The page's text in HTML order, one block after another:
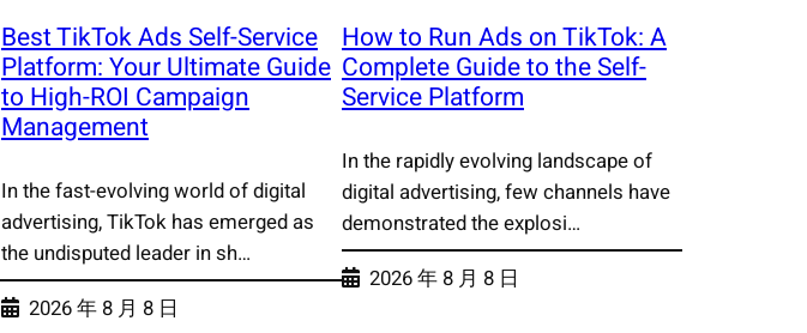
Best TikTok Ads Self-Service
Platform: Your Ultimate Guide
to High-ROI Campaign
Management
In the fast-evolving world of digital
advertising, TikTok has emerged as
the undisputed leader in sh…
2026 年 8 月 8 日
How to Run Ads on TikTok: A
Complete Guide to the Self-
Service Platform
In the rapidly evolving landscape of
digital advertising, few channels have
demonstrated the explosi…
2026 年 8 月 8 日